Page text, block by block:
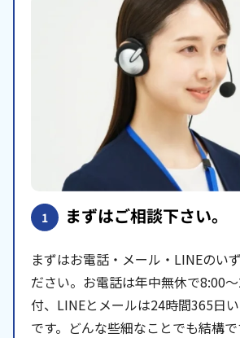
1 まずはご相談下さい。
まずはお電話・メール・LINEのい
ださい。お電話は年中無休で8:00
付、LINEとメールは24時間365日
です。どんな些細なことでも結構